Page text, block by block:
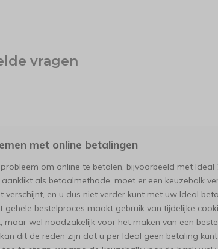
vragen
met online betalingen
om online te betalen, bijvoorbeeld met Ideal
als betaalmethode, moet er een keuzebalk
verschijnt, en u dus niet verder kunt met uw Ideal
gehele bestelproces maakt gebruik van tijdelijke
maar wel noodzakelijk voor het maken van een
dit de reden zijn dat u per Ideal geen betaling